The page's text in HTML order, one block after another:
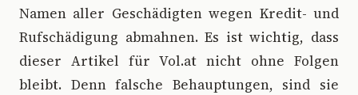
Namen aller Geschädigten wegen Kredit- und
Rufschädigung abmahnen. Es ist wichtig, dass
dieser Artikel für Vol.at nicht ohne Folgen
bleibt. Denn falsche Behauptungen, sind sie